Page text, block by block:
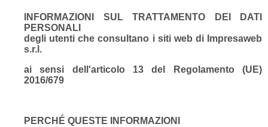
INFORMAZIONI SUL TRATTAMENTO DEI DATI
PERSONALI
degli utenti che consultano i siti web di Impresaweb
s.r.l.
ai sensi dell'articolo 13 del Regolamento (UE)
2016/679
PERCHÉ QUESTE INFORMAZIONI